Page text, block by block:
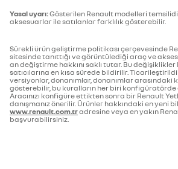
Yasal uyarı:Gösterilen Renault modelleri
aksesuarlar ile satılanlar farklılık gösterebilir.
Sürekli ürün geliştirme politikası çerçevesinde
sitesinde tanıttığı ve görüntülediği araç ve
an değiştirme hakkını saklı tutar. Bu
satıcılarına en kısa sürede bildirilir.
versiyonlar, donanımlar, donanımlar arasındaki
gösterebilir, bu kuralların her biri
Aracınızı konfigüre ettikten sonra bir Renault
danışmanız önerilir. Ürünler hakkındaki en yeni
www.renault.com.tradresine veya en yakın
başvurabilirsiniz.